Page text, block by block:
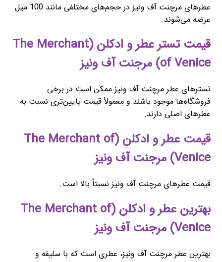
عطرهای مرچنت آف ونیز در حجم‌های مختلفی مانند 100 میل
عرضه می‌شوند.
قیمت تستر عطر و ادکلن (The Merchant
of Venice) مرجنت آف ونیز
تسترهای عطر مرچنت آف ونیز ممکن است در برخی
فروشگاه‌ها موجود باشند و معمولاً قیمت پایین‌تری نسبت به
عطرهای اصلی دارند.
قیمت عطر و ادکلن (The Merchant of
Venice) مرجنت آف ونیز
قیمت عطرهای مرچنت آف ونیز نسبتاً بالا است.
بهترین عطر و ادکلن (The Merchant of
Venice) مرجنت آف ونیز
بهترین عطر مرچنت آف ونیز، عطری است که با سلیقه و